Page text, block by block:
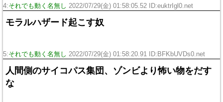
4:それでも動く名無し 2022/07/29(金) 01:58:05.52 ID:euktrIgl0.net
モラルハザード起こす奴
5:それでも動く名無し 2022/07/29(金) 01:58:20.91 ID:BFKbUVDs0.net
人間側のサイコパス集団、ゾンビより怖い物をだす
な